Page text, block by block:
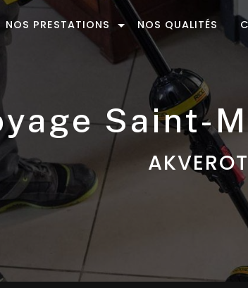
NOS PRESTATIONS NOS QUALITÉS
Saint-